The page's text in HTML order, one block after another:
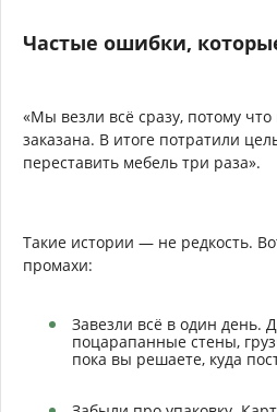
Частые ошибки,
«Мы везли всё сразу, потому
заказана. В итоге потратили
переставить мебель три раза».
Такие истории — не редкость.
промахи:
Завезли всё в один день.
поцарапанные стены,
пока вы решаете, куда